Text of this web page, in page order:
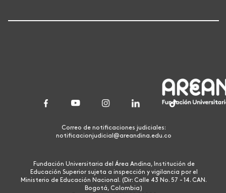
Correo de notificaciones judiciales:
notificacionjudicial@areandina.edu.co
Fundación Universitaria del Área Andina, Institución de
Educación Superior sujeta a inspección y vigilancia por el
Ministerio de Educación Nacional. (Dir: Calle 43 No. 57 - 14. CAN.
Bogotá, Colombia)